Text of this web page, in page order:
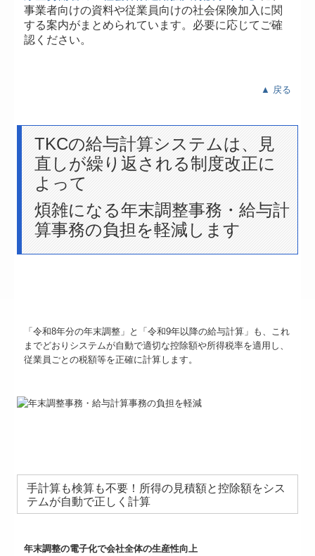
事業者向けの資料や従業員向けの社会保険加入に関
する案内がまとめられています。必要に応じてご確
認ください。
▲ 戻る
TKCの給与計算システムは、見
直しが繰り返される制度改正に
よって
煩雑になる年末調整事務・給与計
算事務の負担を軽減します
「令和8年分の年末調整」と「令和9年以降の給与計算」も、これ
までどおりシステムが自動で適切な控除額や所得税率を適用し、
従業員ごとの税額等を正確に計算します。
手計算も検算も不要！所得の見積額と控除額をシス
テムが自動で正しく計算
年末調整の電子化で会社全体の生産性向上